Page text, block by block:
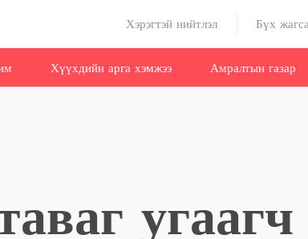
Хэрэгтэй нийтлэл Бүх
Хүүхдийн арга хэмжээ Амралтын газар
угаагч